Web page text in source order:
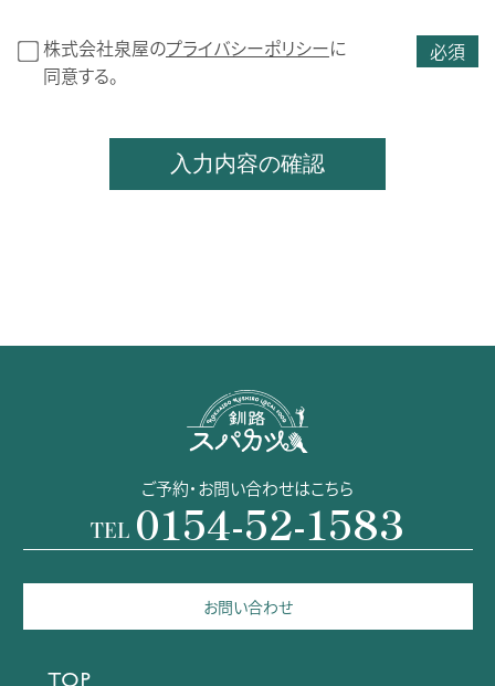
株式会社泉屋のプライバシーポリシーに
同意する。
必須
ご予約・お問い合わせはこちら
TEL 0154-52-1583
お問い合わせ